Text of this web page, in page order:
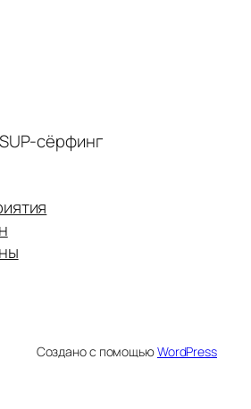
сёрфинг
Создано с помощьюWordPress